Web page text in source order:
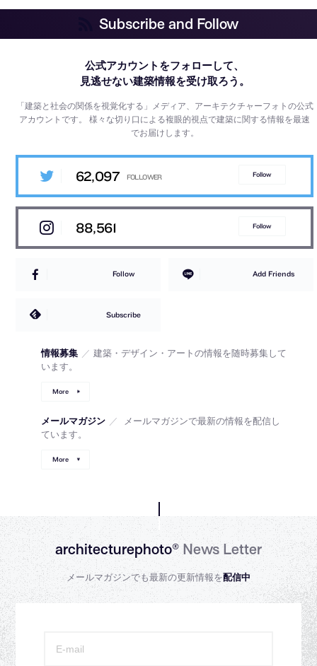
Subscribe and Follow
公式アカウントをフォローして、
見逃せない建築情報を受け取ろう。
「建築と社会の関係を視覚化する」メディア、アーキテクチャーフォトの公式
アカウントです。様々な切り口による複眼的視点で建築に関する情報を最速
でお届けします。
62,097 Follow
88,561 Follow
Follow Add Friends
Subscribe
情報募集 ／ 建築・デザイン・アートの情報を随時募集して
います。
More
メールマガジン ／
メールマガジンで最新の情報を配信し
ています。
More
architecturephoto®News Letter
メールマガジンでも最新の更新情報を配信中